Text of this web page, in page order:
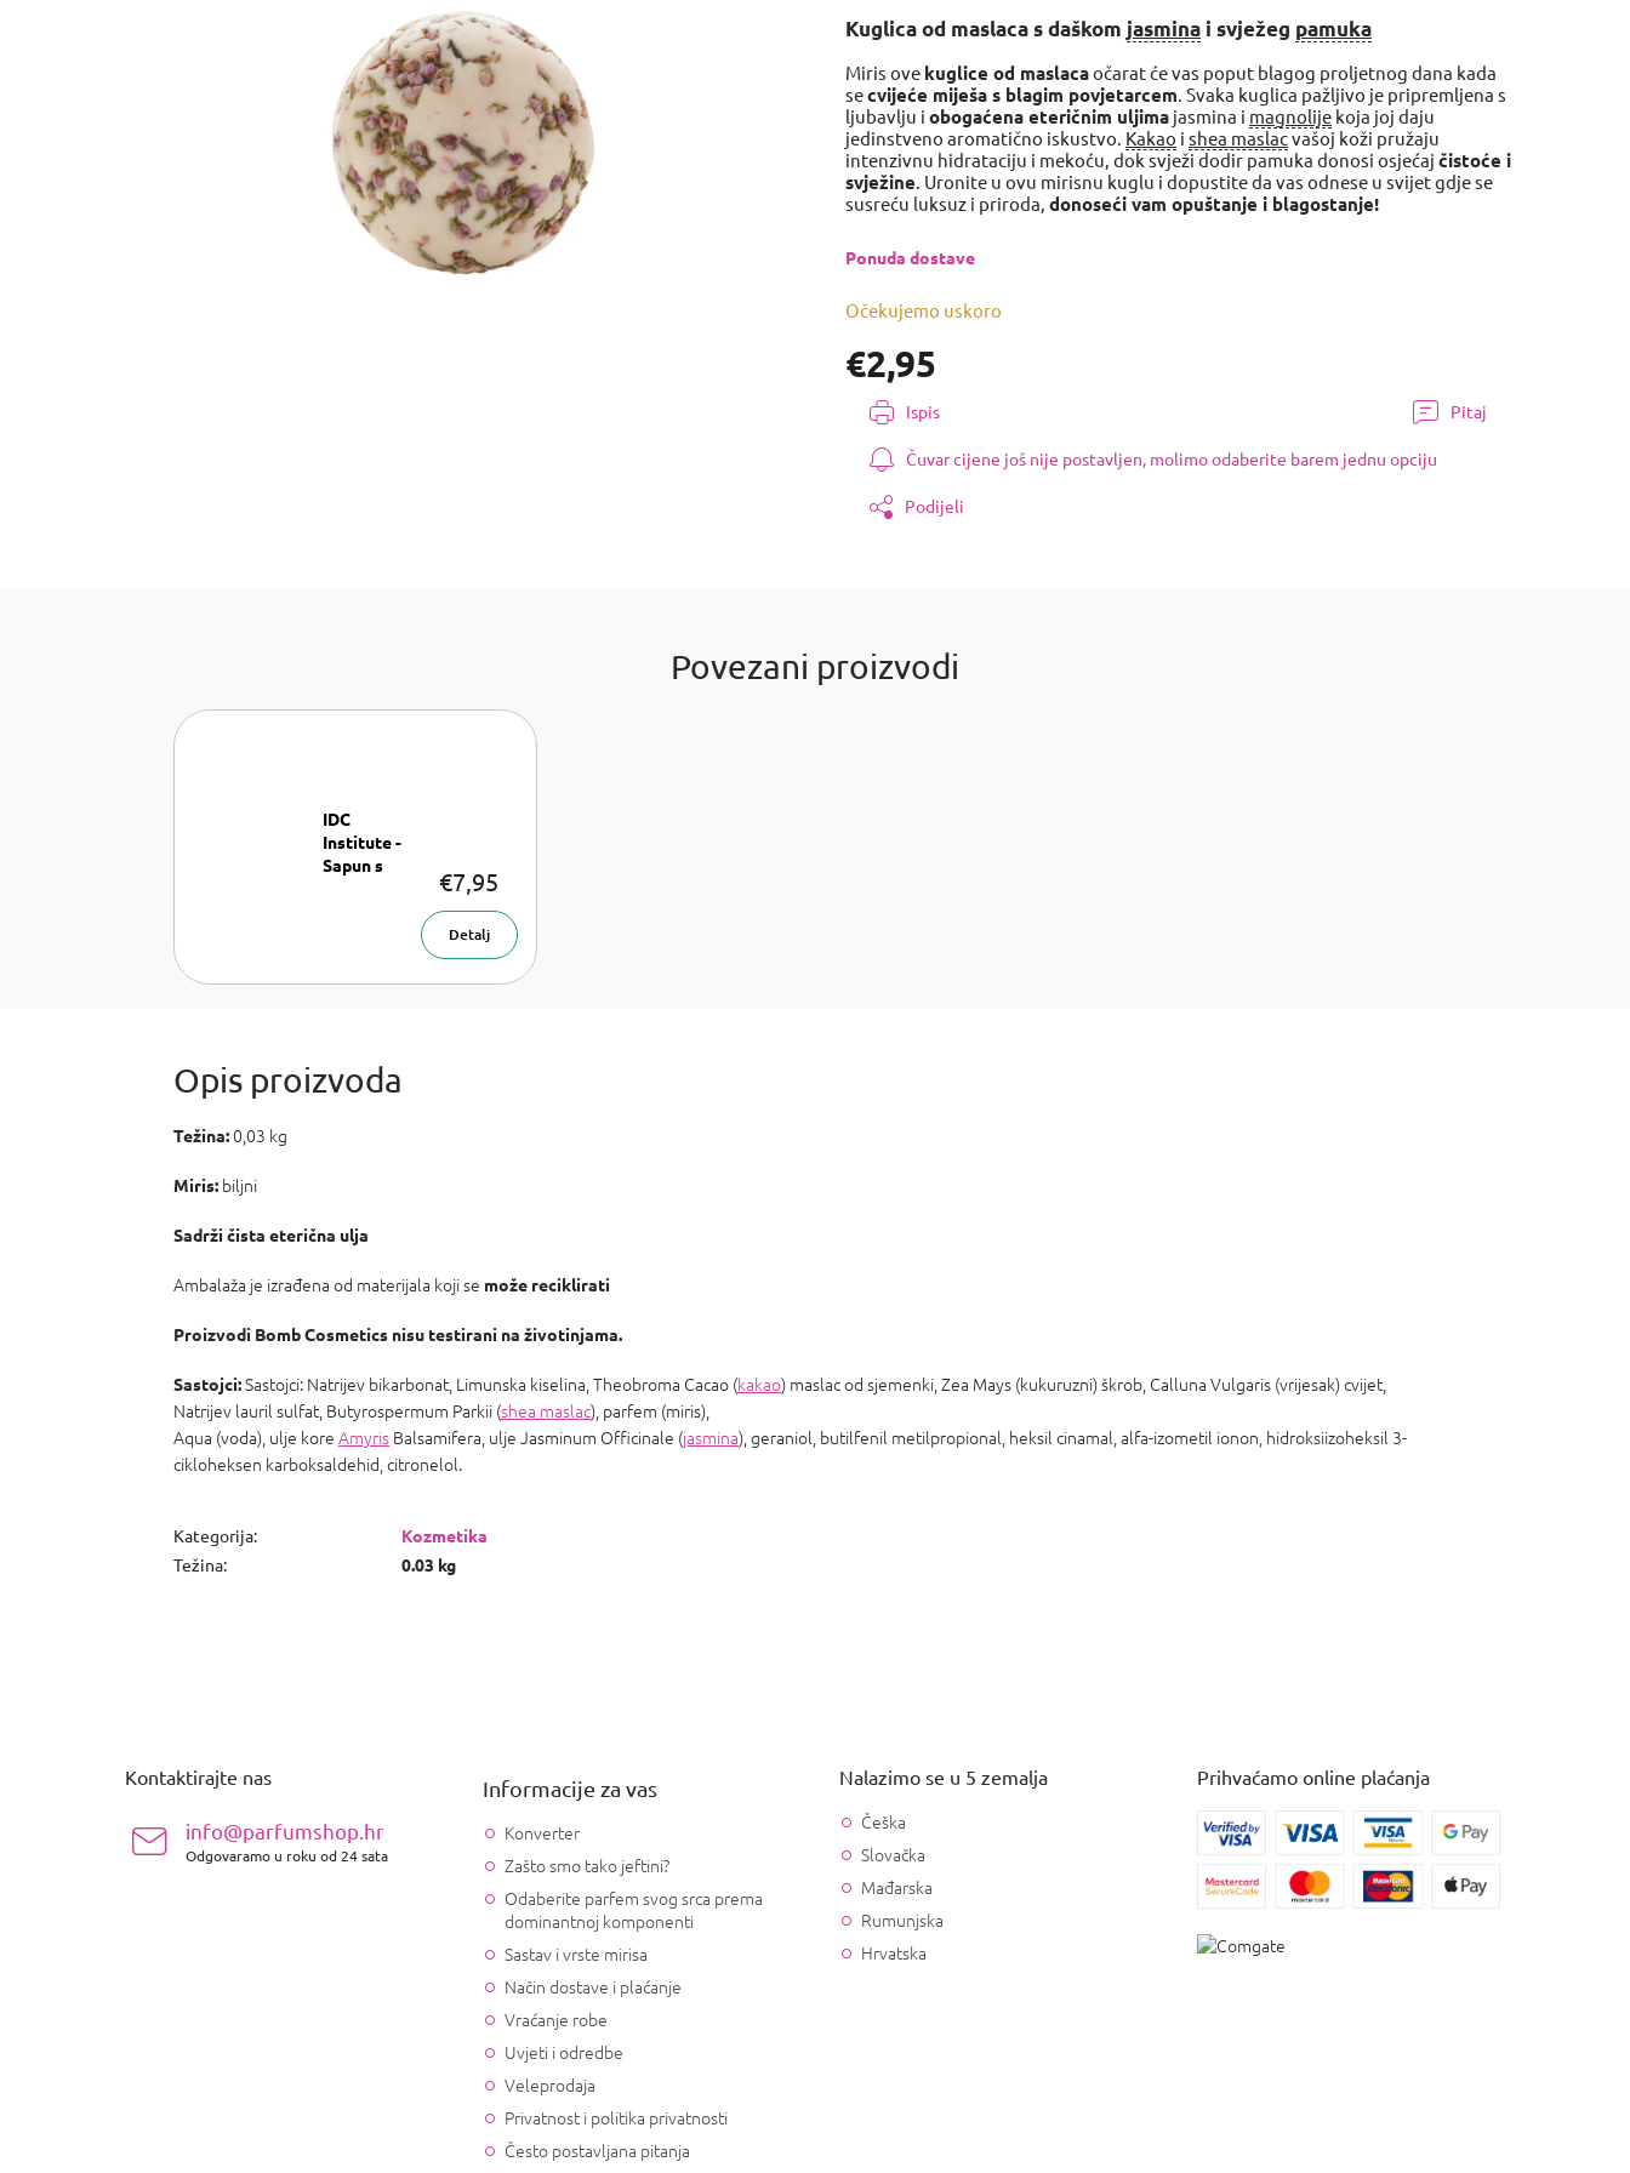
je
od
5
zvjezdica.
€2,95
Izmjeri
cijenu:
Očekujemo uskoro
Ponuda dostave
Kuglica od maslaca s daškom jasmina i svježeg pamuka
Miris ove kuglice od maslacaočarat će vas poput blagog proljetnog dana kada
secvijeće miješa s blagim povjetarcem . Svaka kuglica pažljivo je pripremljena s
ljubavlju i obogaćena eteričnim uljima jasmina i magnolije koja joj daju
jedinstveno aromatično iskustvo. Kakao i shea maslacvašoj koži pružaju
intenzivnu hidrataciju i mekoću, dok svježi dodir pamuka donosi osjećaj čistoće i
svježine . Uronite u ovu mirisnu kuglu i dopustite da vas odnese u svijet gdje se
susreću luksuz i priroda, donoseći vam opuštanje i blagostanje!
Ispis Pitaj
Čuvar cijene još nije postavljen, molimo odaberite barem jednu opciju
Podijeli
Povezani proizvodi
IDC
Institute -
Sapun s
€7,95
Detalj
Težina:0,03 kg
Miris: biljni
Sadrži čista eterična ulja
Ambalaža je izrađena od materijala koji se može reciklirati
Proizvodi Bomb Cosmetics nisu testirani na životinjama.
Sastojci:Sastojci: Natrijev bikarbonat, Limunska kiselina, Theobroma Cacao (kakao) maslac od sjemenki, Zea Mays (kukuruzni) škrob, Calluna Vulgaris (vrijesak) cvijet,
Natrijev lauril sulfat, Butyrospermum Parkii (shea maslac), parfem (miris),
Aqua (voda), ulje kore Amyris Balsamifera, ulje Jasminum Officinale (jasmina), geraniol, butilfenil metilpropional, heksil cinamal, alfa-izometil ionon, hidroksiizoheksil 3-
cikloheksen karboksaldehid, citronelol.
Kategorija:
Kozmetika
Težina: 0.03 kg
Kontaktirajte nas
info@parfumshop.hr
Odgovaramo u roku od 24 sata
Informacije za vas
Konverter
Zašto smo tako jeftini?
Odaberite parfem svog srca prema
dominantnoj komponenti
Sastav i vrste mirisa
Način dostave i plaćanje
Vraćanje robe
Uvjeti i odredbe
Veleprodaja
Privatnost i politika privatnosti
Često postavljana pitanja
Nalazimo se u 5 zemalja
Češka
Slovačka
Mađarska
Rumunjska
Hrvatska
Prihvaćamo online plaćanja